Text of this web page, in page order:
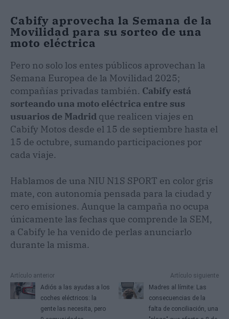
Cabify aprovecha la Semana de la
Movilidad para su sorteo de una
moto eléctrica
Pero no solo los entes públicos aprovechan la
Semana Europea de la Movilidad 2025;
compañías privadas también. Cabify está
sorteando una moto eléctrica entre sus
usuarios de Madrid que realicen viajes en
Cabify Motos desde el 15 de septiembre hasta el
15 de octubre, sumando participaciones por
cada viaje.
Hablamos de una NIU N1S SPORT en color gris
mate, con autonomía pensada para la ciudad y
cero emisiones. Aunque la campaña no ocupa
únicamente las fechas que comprende la SEM,
a Cabify le ha venido de perlas anunciarlo
durante la misma.
Artículo anterior
Adiós a las ayudas a los
coches eléctricos: la
gente las necesita, pero
Artículo siguiente
Madres al límite: Las
consecuencias de la
falta de conciliación, una